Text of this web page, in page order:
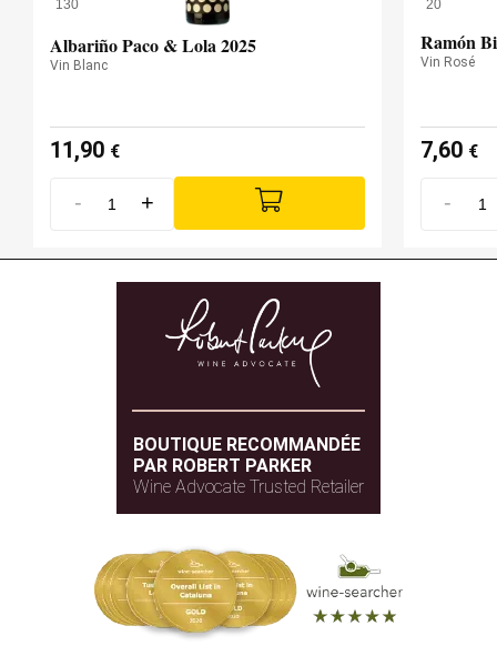
130
Albariño Paco & Lola 2025
Vin Blanc
11,90 €
- +
20
Ramón
Vin Rosé
7,60 €
-
BOUTIQUE RECOMMANDÉE
PAR ROBERT PARKER
Wine Advocate Trusted Retailer